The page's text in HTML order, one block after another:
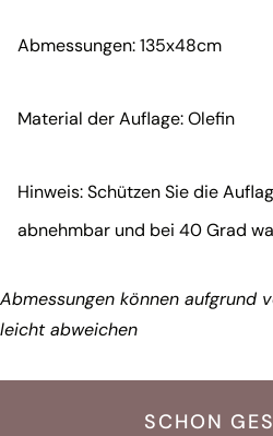
Abmessungen: 135x48cm
Material der Auflage: Olefin
Hinweis: Schützen Sie die
abnehmbar und bei 40 Grad
Abmessungen können aufgrund
leicht abweichen
SCHON